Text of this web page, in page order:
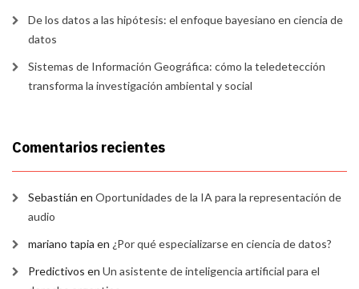
De los datos a las hipótesis: el enfoque bayesiano en ciencia de
datos
Sistemas de Información Geográfica: cómo la teledetección
transforma la investigación ambiental y social
Comentarios recientes
Sebastián en Oportunidades de la IA para la representación de
audio
mariano tapia en ¿Por qué especializarse en ciencia de datos?
Predictivos en Un asistente de inteligencia artificial para el